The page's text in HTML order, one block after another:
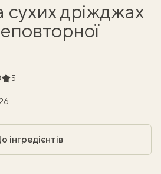
сухих дріжджах
Рейтинг
5
інгредієнтів